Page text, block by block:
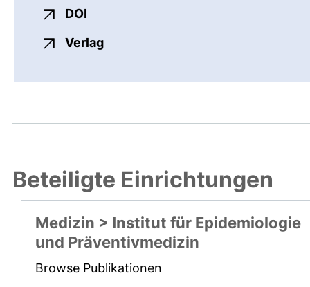
DOI
Verlagexterner Link, öffnet neues
Beteiligte Einrichtungen
Medizin > Institut für Epidemiologie
und Präventivmedizin
Browse Publikationen